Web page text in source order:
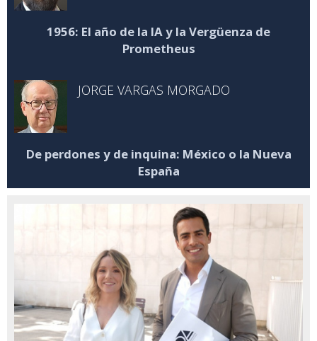
1956: El año de la IA y la Vergüenza de
Prometheus
JORGE VARGAS MORGADO
De perdones y de inquina: México o la Nueva
España